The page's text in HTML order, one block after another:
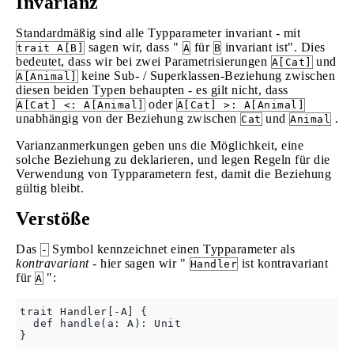
Standardmäßig sind alle Typparameter invariant - mit
trait A[B] sagen wir, dass " A für B invariant ist". Dies
bedeutet, dass wir bei zwei Parametrisierungen A[Cat] und
A[Animal]
keine Sub- / Superklassen-Beziehung zwischen
diesen beiden Typen behaupten - es gilt nicht, dass
A[Cat] <: A[Animal] oder A[Cat] >: A[Animal]
unabhängig von der Beziehung zwischen Cat und Animal .
Varianzanmerkungen geben uns die Möglichkeit, eine
solche Beziehung zu deklarieren, und legen Regeln für die
Verwendung von Typparametern fest, damit die Beziehung
gültig bleibt.
Verstöße
Das - Symbol kennzeichnet einen Typparameter als
kontravariant- hier sagen wir " Handler ist kontravariant
für A ":
trait Handler[-A] {
  def handle(a: A): Unit